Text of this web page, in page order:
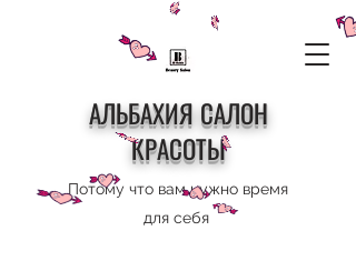
АЛЬБАХИЯ САЛОН
КРАСОТЫ
Потому что вам нужно время
для себя